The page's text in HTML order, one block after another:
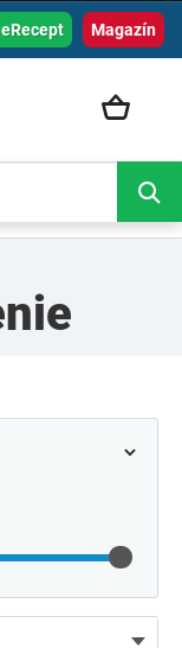
Magazín
eRecept